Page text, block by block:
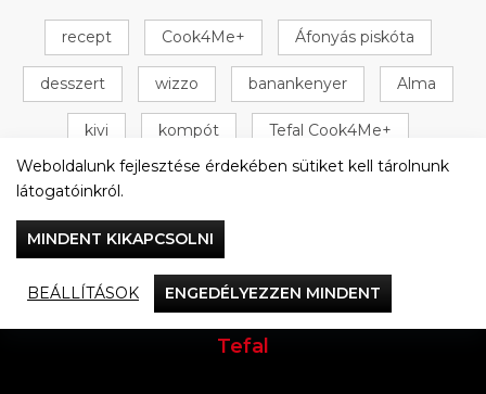
recept Cook4Me+ Áfonyás piskóta
desszert wizzo banankenyer Alma
kivi kompót Tefal Cook4Me+
+ 16 következő
Vacsorázzunk együtt
Tefal
Weboldalunk fejlesztése érdekében sütiket kell tárolnunk
látogatóinkról.
MINDENT KIKAPCSOLNI
BEÁLLÍTÁSOK ENGEDÉLYEZZEN MINDENT